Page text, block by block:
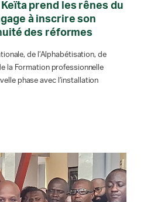
Keïta prend les rênes du
à inscrire son
des réformes
de l’Alphabétisation, de
la Formation professionnelle
phase avec l’installation